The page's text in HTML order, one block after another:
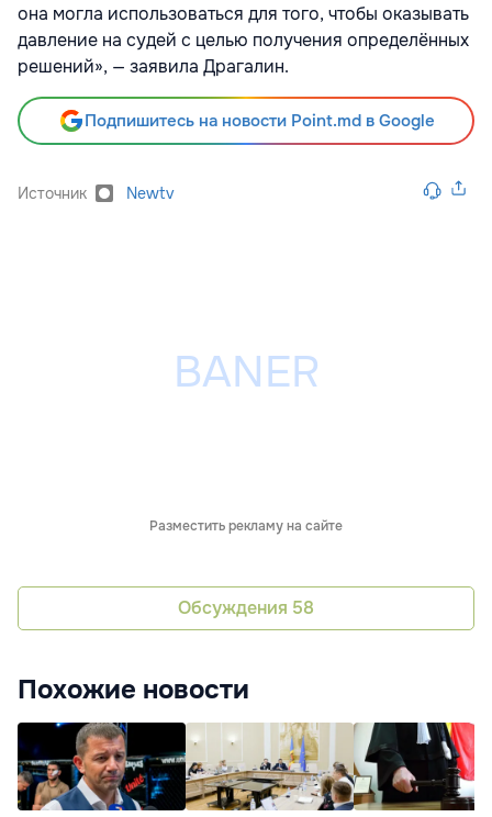
она могла использоваться для того, чтобы оказывать
давление на судей с целью получения определённых
решений», — заявила Драгалин.
Подпишитесь на новости Point.md в Google
Источник Newtv
Разместить рекламу на сайте
Обсуждения 58
Похожие новости